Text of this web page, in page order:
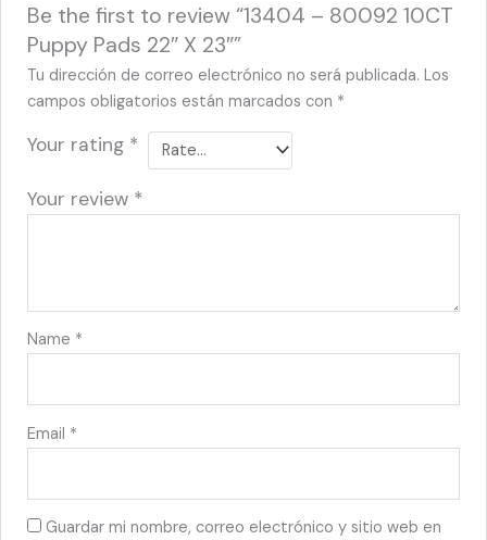
Be the first to review “13404 – 80092 10CT
Puppy Pads 22″ X 23″”
Tu dirección de correo electrónico no será publicada. Los
campos obligatorios están marcados con *
Your rating *
Your review *
Name *
Email *
Guardar mi nombre, correo electrónico y sitio web en